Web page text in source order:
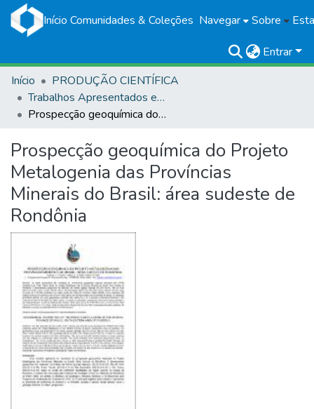
Início Comunidades & Coleções Navegar Sobre
Entrar
Início
PRODUÇÃO CIENTÍFICA
Trabalhos Apresentados em Eventos
Prospecção geoquímica do Projeto Metalogenia das Províncias Minerais do Brasil: área sudeste de Rondônia
Prospecção geoquímica do Projeto
Metalogenia das Províncias
Minerais do Brasil: área sudeste de
Rondônia